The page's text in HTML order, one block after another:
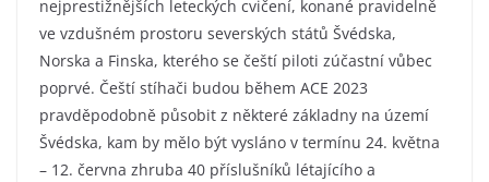
nejprestižnějších leteckých cvičení, konané pravidelně
ve vzdušném prostoru severských států Švédska,
Norska a Finska, kterého se čeští piloti zúčastní vůbec
poprvé. Čeští stíhači budou během ACE 2023
pravděpodobně působit z některé základny na území
Švédska, kam by mělo být vysláno v termínu 24. května
– 12. června zhruba 40 příslušníků létajícího a